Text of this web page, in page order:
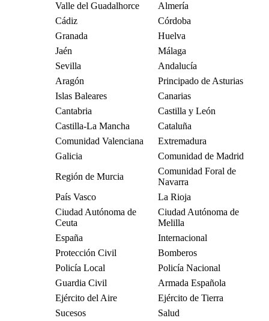
Valle del Guadalhorce
Almería
Cádiz
Córdoba
Granada
Huelva
Jaén
Málaga
Sevilla
Andalucía
Aragón
Principado de Asturias
Islas Baleares
Canarias
Cantabria
Castilla y León
Castilla-La Mancha
Cataluña
Comunidad Valenciana
Extremadura
Galicia
Comunidad de Madrid
Región de Murcia
Comunidad Foral de
Navarra
País Vasco
La Rioja
Ciudad Autónoma de
Ceuta
Ciudad Autónoma de
Melilla
España
Internacional
Protección Civil
Bomberos
Policía Local
Policía Nacional
Guardia Civil
Armada Española
Ejército del Aire
Ejército de Tierra
Sucesos
Salud